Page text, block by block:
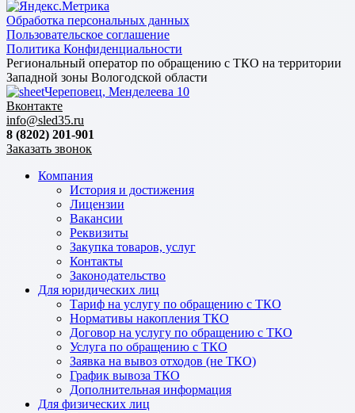
Обработка персональных данных
Пользовательское соглашение
Политика Конфиденциальности
Региональный оператор по обращению с ТКО на территории
Западной зоны Вологодской области
Череповец, Менделеева 10
Вконтакте
info@sled35.ru
8 (8202) 201-901
Заказать звонок
Компания
История и достижения
Лицензии
Вакансии
Реквизиты
Закупка товаров, услуг
Контакты
Законодательство
Для юридических лиц
Тариф на услугу по обращению с ТКО
Нормативы накопления ТКО
Договор на услугу по обращению с ТКО
Услуга по обращению с ТКО
Заявка на вывоз отходов (не ТКО)
График вывоза ТКО
Дополнительная информация
Для физических лиц